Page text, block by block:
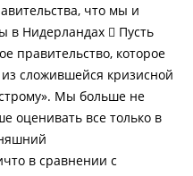
что мы и
в Нидерландах  Пусть
правительство, которое
сложившейся кризисной
Мы больше не
оценивать все только в
в сравнении с